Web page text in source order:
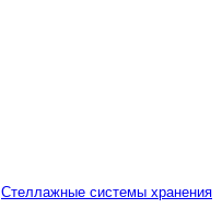
Стеллажные системы хранения